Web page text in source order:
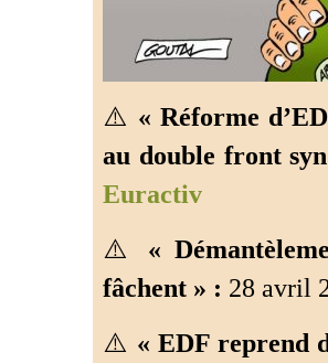
⚠️ « Réforme
au double front
Euractiv
⚠️ «
fâchent » : 28 avril
⚠️ « EDF reprend